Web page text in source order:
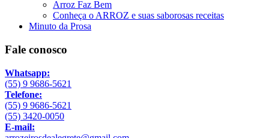
Arroz Faz Bem
Conheça o ARROZ e suas saborosas receitas
Minuto da Prosa
Fale conosco
Whatsapp:
(55) 9 9686-5621
Telefone:
(55) 9 9686-5621
(55) 3420-0050
E-mail: